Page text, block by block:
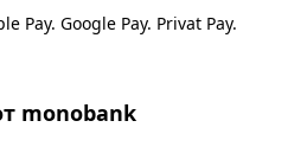
Pay. Google Pay. Privat Pay.
monobank